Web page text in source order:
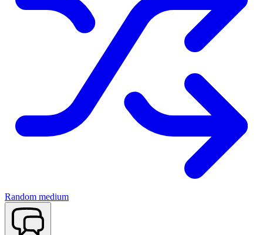
Random medium